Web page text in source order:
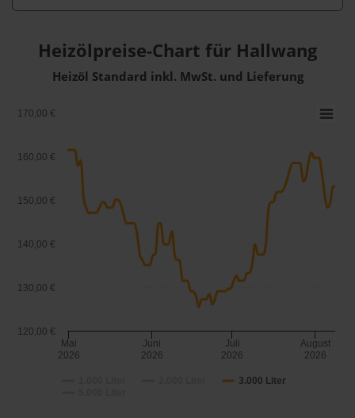
Heizölpreise-Chart für Hallwang
Heizöl Standard inkl. MwSt. und Lieferung
3.000 Liter
Mai
2026
Juni
2026
Juli
2026
August
2026
120,00 €
130,00 €
140,00 €
150,00 €
160,00 €
170,00 €